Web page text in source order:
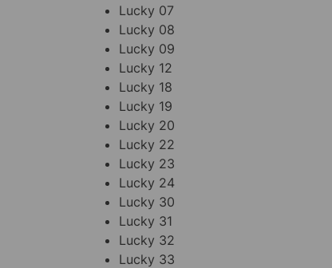
Lucky 07
Lucky 08
Lucky 09
Lucky 12
Lucky 18
Lucky 19
Lucky 20
Lucky 22
Lucky 23
Lucky 24
Lucky 30
Lucky 31
Lucky 32
Lucky 33